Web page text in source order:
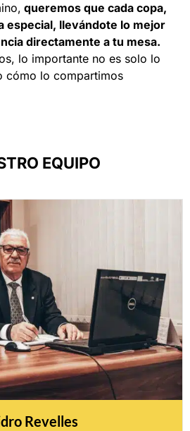
queremos que cada copa,
especial, llevándote lo mejor
directamente a tu mesa.
lo importante no es solo lo
cómo lo compartimos
EQUIPO
Revelles